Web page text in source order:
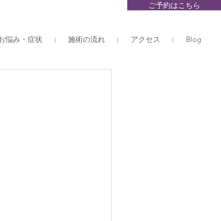
ご予約はこちら
悩み・症状 施術の流れ アクセス Blog